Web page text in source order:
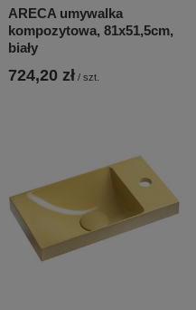
ARECA umywalka
kompozytowa, 81x51,5cm,
biały
724,20 zł / szt.